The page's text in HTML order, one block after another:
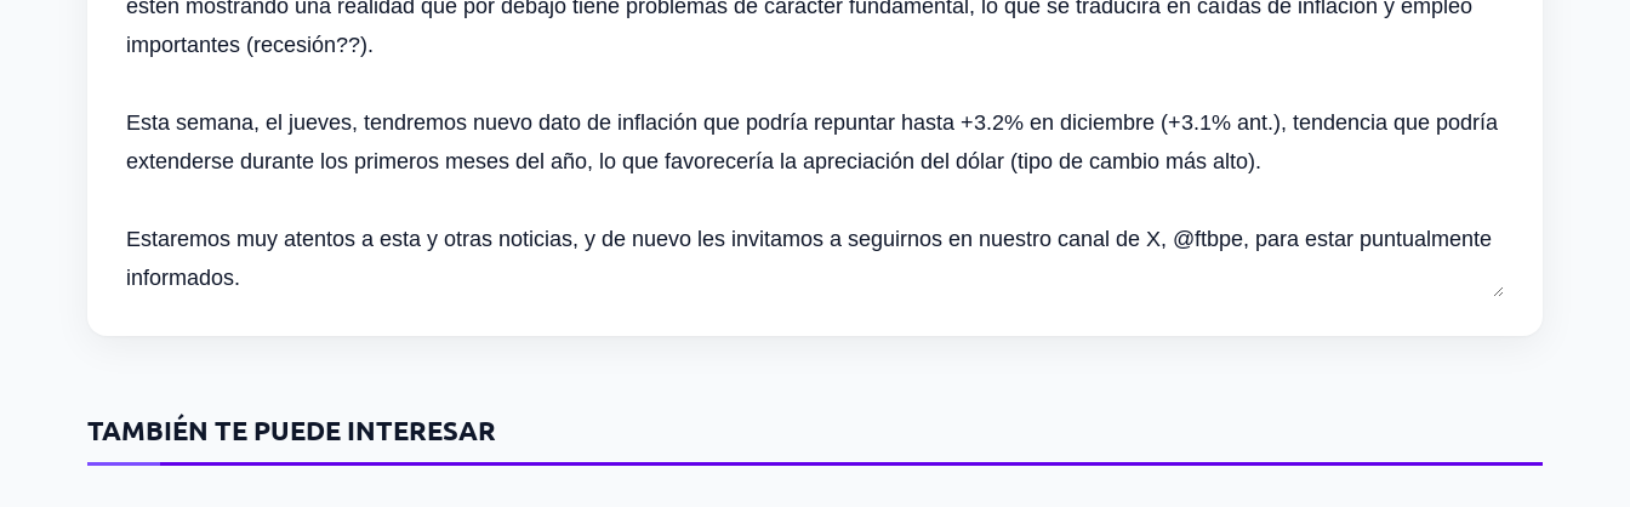
estén mostrando una realidad que por debajo tiene problemas de carácter fundamental, lo que se traducirá en caídas de inflación y empleo
importantes (recesión??).
Esta semana, el jueves, tendremos nuevo dato de inflación que podría repuntar hasta +3.2% en diciembre (+3.1% ant.), tendencia que podría
extenderse durante los primeros meses del año, lo que favorecería la apreciación del dólar (tipo de cambio más alto).
Estaremos muy atentos a esta y otras noticias, y de nuevo les invitamos a seguirnos en nuestro canal de X, @ftbpe, para estar puntualmente
informados.
TAMBIÉN TE PUEDE INTERESAR